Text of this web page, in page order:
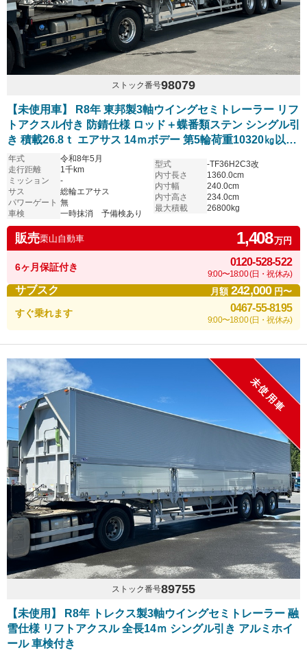
ストック番号98079
【未使用車】 R8年 東邦製3軸ウイングセミトレーラー リフ
トアクスル付き 防錆仕様 ロッド＋蝶番類ステン シングル引
き 積載26.8ｔ エアサス 14ｍボデー 第5輪荷重10320㎏以上
で牽引可能 8月まで予備検付き
年式
令和8年5月
走行距離
1千km
ミッション
-
サス
総輪エアサス
パワーゲート 無
車検
一時抹消 予備検あり
型式
-TF36H2C3改
内寸長さ
1360.0cm
内寸幅
240.0cm
内寸高さ
234.0cm
最大積載
26800kg
販売栗山自動車 1,408万円
6ヶ月保証付き 0120-528-522
9:00〜18:00 (日・祝休み)
サブスク 月額242,000円〜
すぐ乗れます 0467-55-8195
9:00〜18:00 (日・祝休み)
未使用車
ストック番号89755
【未使用】 R8年 トレクス製3軸ウイングセミトレーラー 融
雪仕様 リフトアクスル 全長14ｍ シングル引き アルミホイ
ール 車検付き